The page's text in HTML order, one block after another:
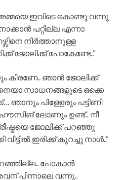
ഇവിടെ കൊണ്ടു വന്നു
പറ്റില്ല എന്നാ
നിർത്താനുള്ള
ജോലിക്ക് പോകേണ്ടേ..”
കിരണേ.. ഞാൻ ജോലിക്ക്
സാധനങ്ങളുടെ ഒക്കെ
ഞാനും പിളേളരും പട്ടിണി
ലോണും ഉണ്ട്.. നീ
ജോലിക്ക് പറഞ്ഞു
വീട്ടിൽ ഇരിക്ക് കുറച്ചു നാൾ..”
പോകാൻ
പിന്നാലെ വന്നു..